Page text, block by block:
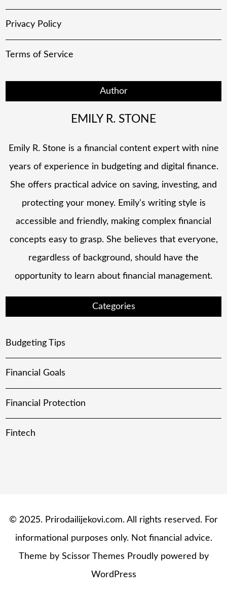
Privacy Policy
Terms of Service
Author
EMILY R. STONE
Emily R. Stone is a financial content expert with nine
years of experience in budgeting and digital finance.
She offers practical advice on saving, investing, and
protecting your money. Emily's writing style is
accessible and friendly, making complex financial
concepts easy to grasp. She believes that everyone,
regardless of background, should have the
opportunity to learn about financial management.
Categories
Budgeting Tips
Financial Goals
Financial Protection
Fintech
© 2025. Prirodailijekovi.com. All rights reserved. For
informational purposes only. Not financial advice.
Theme by Scissor Themes Proudly powered by
WordPress